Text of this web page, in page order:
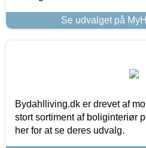
Se udvalget på
Bydahlliving.dk er drevet af
stort sortiment af boliginteriør
her for at se deres udvalg.